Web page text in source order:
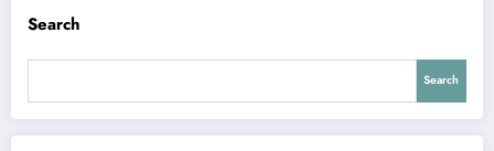
Search
Search